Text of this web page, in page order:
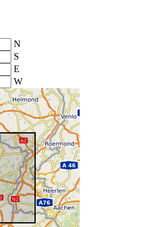
N
S
E
W